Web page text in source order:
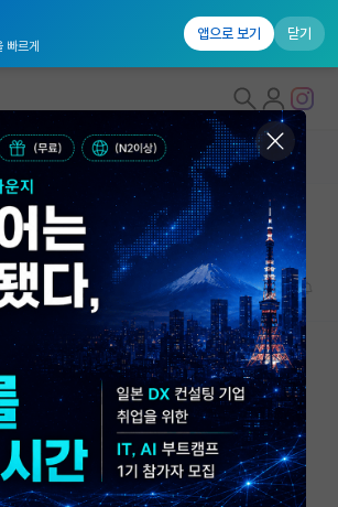
빠르게
앱으로 보기 닫기
시판(아무개랩)
이 중요하다는 분들을 위해